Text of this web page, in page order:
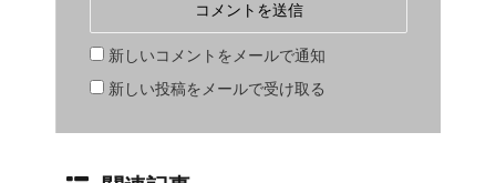
新しいコメントをメールで通知
新しい投稿をメールで受け取る